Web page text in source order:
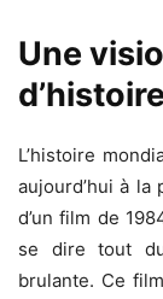
Une
d’histoire
L’histoire
aujourd’hui à
d’un film de
se dire tout
brulante. Ce